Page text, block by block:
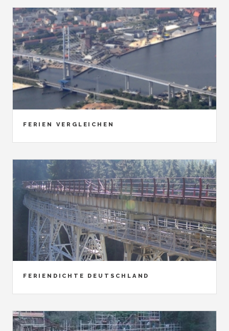
FERIEN VERGLEICHEN
FERIENDICHTE DEUTSCHLAND